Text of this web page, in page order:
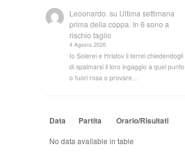
Leoonardo. su Ultima settimana
prima della coppa. In 6 sono a
rischio taglio
4 Agosto 2026
Io Solerei e Hristov li terrei chiedendogli
di spalmarsi il loro ingaggio a quel punto
o fuori rosa o provare…
Data Partita Orario/Risultati
No data available in table